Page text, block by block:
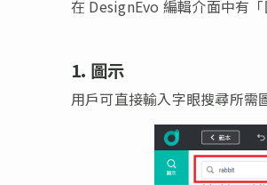
在 DesignEvo 編輯介面中有
1. 圖示
用戶可直接輸入字眼搜尋所需